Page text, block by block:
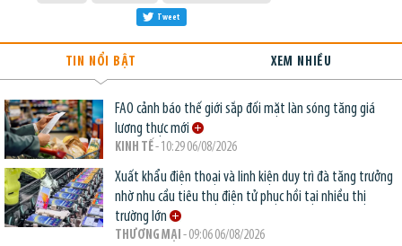
Tweet
TIN NỔI BẬT XEM NHIỀU
FAO cảnh báo thế giới sắp đối mặt làn sóng tăng giá
lương thực mới
KINH TẾ- 10:29 06/08/2026
Xuất khẩu điện thoại và linh kiện duy trì đà tăng trưởng
nhờ nhu cầu tiêu thụ điện tử phục hồi tại nhiều thị
trường lớn
THƯƠNG MẠI - 09:06 06/08/2026